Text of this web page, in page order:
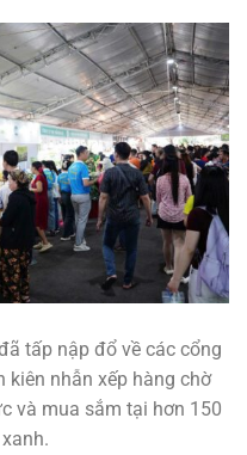
tấp nập đổ về các cổng
kiên nhẫn xếp hàng chờ
và mua sắm tại hơn 150